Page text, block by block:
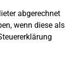
abgerechnet
wenn diese als